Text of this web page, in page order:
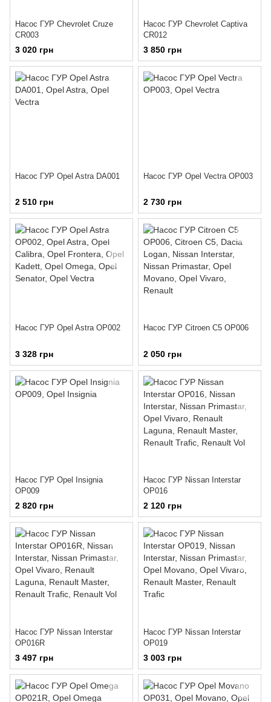
Насос ГУР Chevrolet Cruze
CR003
3 020 грн
Насос ГУР Chevrolet Captiva
CR012
3 850 грн
Насос ГУР Opel Astra DA001
2 510 грн
Насос ГУР Opel Vectra OP003
2 730 грн
Насос ГУР Opel Astra OP002
3 328 грн
Насос ГУР Citroen C5 OP006
2 050 грн
Насос ГУР Opel Insignia
OP009
2 820 грн
Насос ГУР Nissan Interstar
OP016
2 120 грн
Насос ГУР Nissan Interstar
OP016R
3 497 грн
Насос ГУР Nissan Interstar
OP019
3 003 грн